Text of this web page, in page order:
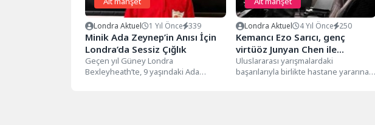
Londra Aktuel 1 Yıl Önce 339
Minik Ada Zeynep’in Anısı İçin
Londra’da Sessiz Çığlık
Geçen yıl Güney Londra
Bexleyheath’te, 9 yaşındaki Ada
Londra Aktuel 4 Yıl Önce 250
Kemancı Ezo Sarıcı, genç
virtüöz Junyan Chen ile
Londra’da resital verecek
Uluslararası yarışmalardaki
başarılarıyla birlikte hastane yararına